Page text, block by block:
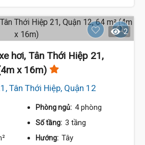
2
hơi, Tân Thới Hiệp 21,
x 16m)
Tân Thới Hiệp, Quận 12
Phòng ngủ: 4 phòng
Số tầng: 3 tầng
Hướng: Tây